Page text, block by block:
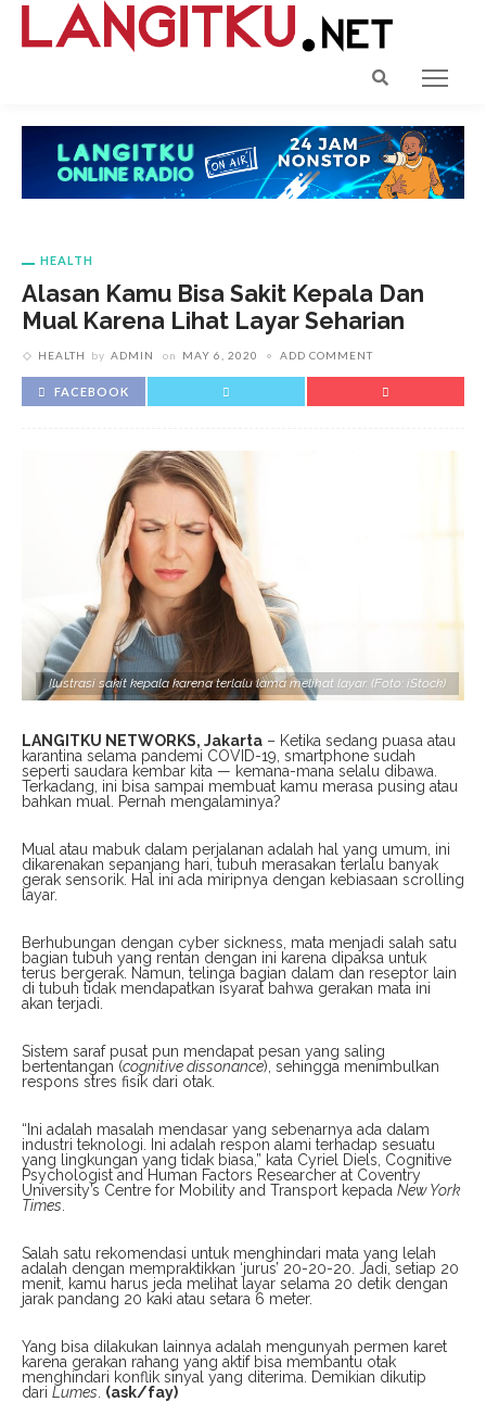
HEALTH
Alasan Kamu Bisa Sakit Kepala Dan
Mual Karena Lihat Layar Seharian
HEALTH by ADMIN on MAY 6, 2020 ADD COMMENT
FACEBOOK
Ilustrasi sakit kepala karena terlalu lama melihat layar. (Foto: iStock)
LANGITKU NETWORKS, Jakarta – Ketika sedang puasa atau
karantina selama pandemi COVID-19, smartphone sudah
seperti saudara kembar kita — kemana-mana selalu dibawa.
Terkadang, ini bisa sampai membuat kamu merasa pusing atau
bahkan mual. Pernah mengalaminya?
Mual atau mabuk dalam perjalanan adalah hal yang umum, ini
dikarenakan sepanjang hari, tubuh merasakan terlalu banyak
gerak sensorik. Hal ini ada miripnya dengan kebiasaan scrolling
layar.
Berhubungan dengan cyber sickness, mata menjadi salah satu
bagian tubuh yang rentan dengan ini karena dipaksa untuk
terus bergerak. Namun, telinga bagian dalam dan reseptor lain
di tubuh tidak mendapatkan isyarat bahwa gerakan mata ini
akan terjadi.
Sistem saraf pusat pun mendapat pesan yang saling
bertentangan (cognitive dissonance), sehingga menimbulkan
respons stres fisik dari otak.
“Ini adalah masalah mendasar yang sebenarnya ada dalam
industri teknologi. Ini adalah respon alami terhadap sesuatu
yang lingkungan yang tidak biasa,” kata Cyriel Diels, Cognitive
Psychologist and Human Factors Researcher at Coventry
University’s Centre for Mobility and Transport kepada New York
Times
Salah satu rekomendasi untuk menghindari mata yang lelah
adalah dengan mempraktikkan ‘jurus’ 20-20-20. Jadi, setiap 20
menit, kamu harus jeda melihat layar selama 20 detik dengan
jarak pandang 20 kaki atau setara 6 meter.
Yang bisa dilakukan lainnya adalah mengunyah permen karet
karena gerakan rahang yang aktif bisa membantu otak
menghindari konflik sinyal yang diterima. Demikian dikutip
dari Lumes (ask/fay)